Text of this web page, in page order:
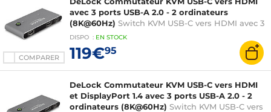
COMPARER
avec 3 ports USB-A 2.0 - 2 ordinateurs
(8K@60Hz) Switch KVM USB-C vers HDMI avec 3
ports USB-A 2.0 pour 2 ordinateurs
DISPO : EN STOCK
119€95
DeLock Commutateur KVM USB-C vers HDMI
et DisplayPort 1.4 avec 3 ports USB-A 2.0 - 2
ordinateurs (8K@60Hz) Switch KVM USB-C vers